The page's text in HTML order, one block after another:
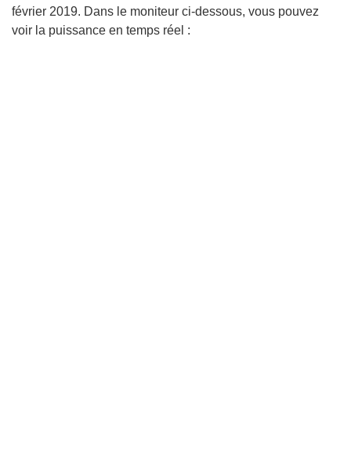
février 2019. Dans le moniteur ci-dessous, vous pouvez
voir la puissance en temps réel :